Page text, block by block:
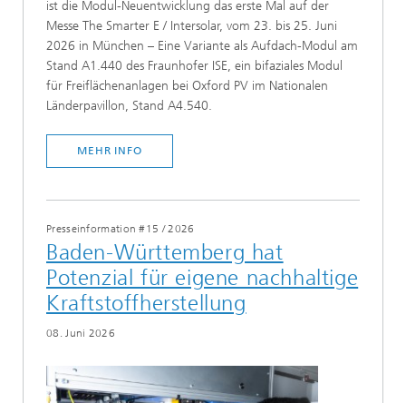
ist die Modul-Neuentwicklung das erste Mal auf der
Messe The Smarter E / Intersolar, vom 23. bis 25. Juni
2026 in München – Eine Variante als Aufdach-Modul am
Stand A1.440 des Fraunhofer ISE, ein bifaziales Modul
für Freiflächenanlagen bei Oxford PV im Nationalen
Länderpavillon, Stand A4.540.
MEHR INFO
Presseinformation #15 / 2026
Baden-Württemberg hat
Potenzial für eigene nachhaltige
Kraftstoffherstellung
08. Juni 2026